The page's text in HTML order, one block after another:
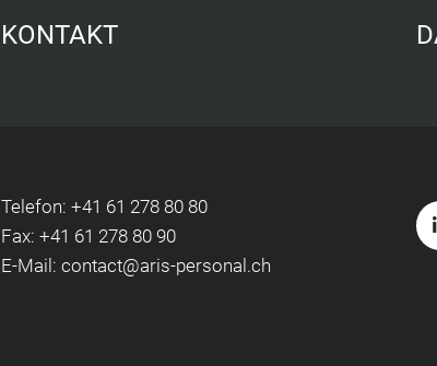
KONTAKT
Telefon: +41 61 278 80 80
Fax: +41 61 278 80 90
E-Mail: contact@aris-personal.ch